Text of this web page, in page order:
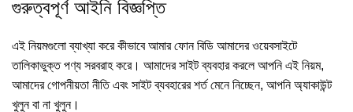
গুরুত্বপূর্ণ আইনি বিজ্ঞপ্তি
এই নিয়মগুলো ব্যাখ্যা করে কীভাবে আমার ফোন বিডি আমাদের ওয়েবসাইটে
তালিকাভুক্ত পণ্য সরবরাহ করে। আমাদের সাইট ব্যবহার করলে আপনি এই নিয়ম,
আমাদের গোপনীয়তা নীতি এবং সাইট ব্যবহারের শর্ত মেনে নিচ্ছেন, আপনি অ্যাকাউন্ট
খুলুন বা না খুলুন।